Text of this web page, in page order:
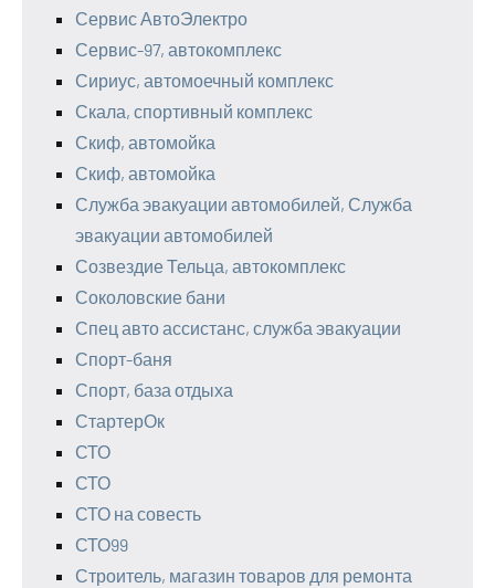
Сервис АвтоЭлектро
Сервис-97, автокомплекс
Сириус, автомоечный комплекс
Скала, спортивный комплекс
Скиф, автомойка
Скиф, автомойка
Служба эвакуации автомобилей, Служба
эвакуации автомобилей
Созвездие Тельца, автокомплекс
Соколовские бани
Спец авто ассистанс, служба эвакуации
Спорт-баня
Спорт, база отдыха
СтартерОк
СТО
СТО
СТО на совесть
СТО99
Строитель, магазин товаров для ремонта